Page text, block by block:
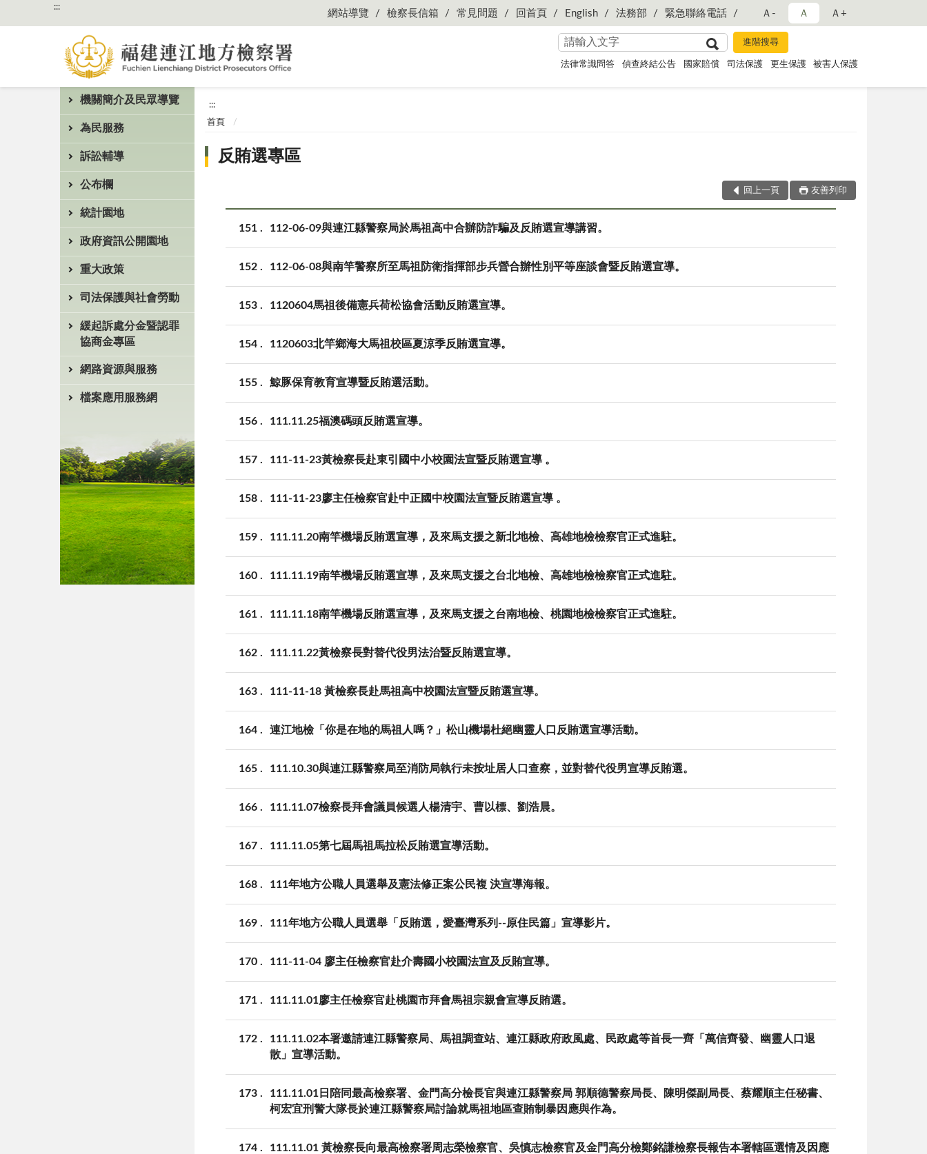
:::
網站導覽 檢察長信箱 常見問題 回首頁 English 法務部 緊急聯絡電話 Ａ- Ａ Ａ+
法律常識問答 偵查終結公告 國家賠償 司法保護 更生保護 被害人保護
機關簡介及民眾導覽
為民服務
訴訟輔導
公布欄
統計園地
政府資訊公開園地
重大政策
司法保護與社會勞動
緩起訴處分金暨認罪
協商金專區
網路資源與服務
檔案應用服務網
:::
首頁
反賄選專區
回上一頁 友善列印
151 112-06-09與連江縣警察局於馬祖高中合辦防詐騙及反賄選宣導講習。
152 112-06-08與南竿警察所至馬祖防衛指揮部步兵營合辦性別平等座談會暨反賄選宣導。
153 1120604馬祖後備憲兵荷松協會活動反賄選宣導。
154 1120603北竿鄉海大馬祖校區夏涼季反賄選宣導。
155 鯨豚保育教育宣導暨反賄選活動。
156 111.11.25福澳碼頭反賄選宣導。
157 111-11-23黃檢察長赴東引國中小校園法宣暨反賄選宣導 。
158 111-11-23廖主任檢察官赴中正國中校園法宣暨反賄選宣導 。
159 111.11.20南竿機場反賄選宣導，及來馬支援之新北地檢、高雄地檢檢察官正式進駐。
160 111.11.19南竿機場反賄選宣導，及來馬支援之台北地檢、高雄地檢檢察官正式進駐。
161 111.11.18南竿機場反賄選宣導，及來馬支援之台南地檢、桃園地檢檢察官正式進駐。
162 111.11.22黃檢察長對替代役男法治暨反賄選宣導。
163 111-11-18 黃檢察長赴馬祖高中校園法宣暨反賄選宣導。
164 連江地檢「你是在地的馬祖人嗎？」松山機場杜絕幽靈人口反賄選宣導活動。
165 111.10.30與連江縣警察局至消防局執行未按址居人口查察，並對替代役男宣導反賄選。
166 111.11.07檢察長拜會議員候選人楊清宇、曹以標、劉浩晨。
167 111.11.05第七屆馬祖馬拉松反賄選宣導活動。
168 111年地方公職人員選舉及憲法修正案公民複 決宣導海報。
169 111年地方公職人員選舉「反賄選，愛臺灣系列--原住民篇」宣導影片。
170 111-11-04 廖主任檢察官赴介壽國小校園法宣及反賄宣導。
171 111.11.01廖主任檢察官赴桃園市拜會馬祖宗親會宣導反賄選。
172
111.11.02本署邀請連江縣警察局、馬祖調查站、連江縣政府政風處、民政處等首長一齊「萬信齊發、幽靈人口退
散」宣導活動。
173
111.11.01日陪同最高檢察署、金門高分檢長官與連江縣警察局 郭順德警察局長、陳明傑副局長、蔡耀順主任秘書、
柯宏宜刑警大隊長於連江縣警察局討論就馬祖地區查賄制暴因應與作為。
174
111.11.01 黃檢察長向最高檢察署周志榮檢察官、吳慎志檢察官及金門高分檢鄭銘謙檢察長報告本署轄區選情及因應